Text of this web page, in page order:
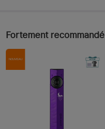
Fortement recommandé
NOUVEAU